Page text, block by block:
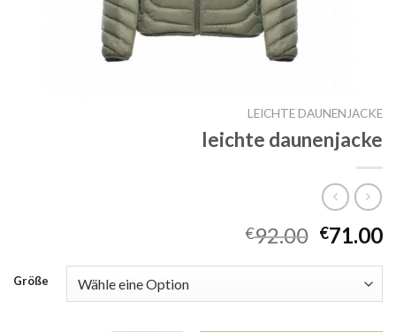
LEICHTE DAUNENJACKE
leichte daunenjacke
€92.00 €71.00
Größe